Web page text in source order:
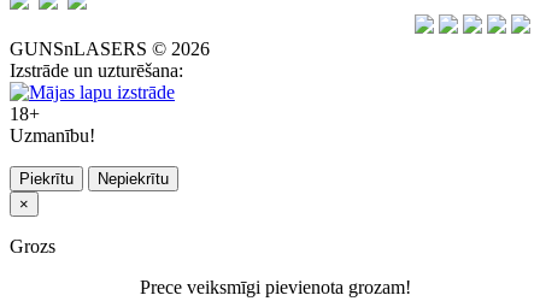
GUNSnLASERS © 2026
Izstrāde un uzturēšana:
18+
Uzmanību!
Piekrītu
Nepiekrītu
×
Grozs
Prece veiksmīgi pievienota grozam!